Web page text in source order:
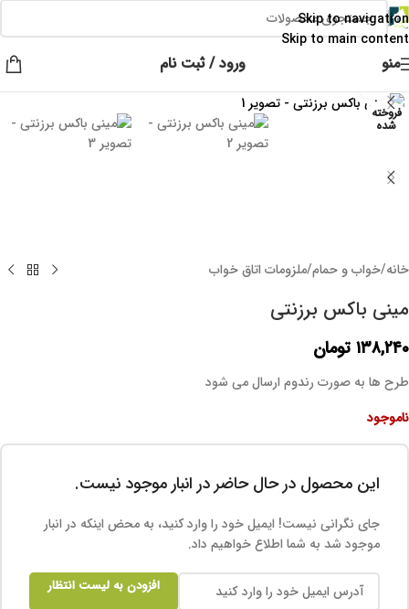
Skip to navigation
Skip to main content
👈با کلیک روی این نوشته عضو کانال هوم پلاست در پیام رسان بله شوید👉
منو ورود / ثبت نام
فروخته
شده
خانه/خواب و حمام/ملزومات اتاق خواب
مینی باکس برزنتی
۱۳۸,۲۴۰ تومان
طرح ها به صورت رندوم ارسال می شود
ناموجود
این محصول در حال حاضر در انبار موجود نیست.
جای نگرانی نیست! ایمیل خود را وارد کنید، به محض اینکه در انبار
موجود شد به شما اطلاع خواهیم داد.
افزودن به لیست انتظار